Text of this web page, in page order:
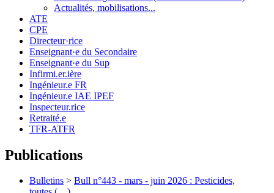
Actualités, mobilisations...
ATE
CPE
Directeur·rice
Enseignant·e du Secondaire
Enseignant·e du Sup
Infirmi.er.ière
Ingénieur.e FR
Ingénieur.e IAE IPEF
Inspecteur.rice
Retraité.e
TFR-ATFR
Publications
Bulletins > Bull n°443 - mars - juin 2026 : Pesticides,